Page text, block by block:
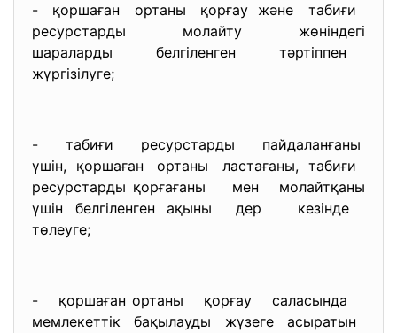
- қоршаған ортаны қорғау және табиғи
ресурстарды молайту жөніндегі
шараларды белгіленген тәртіппен
жүргізілуге;
- табиғи ресурстарды пайдаланғаны
үшін, қоршаған ортаны ластағаны, табиғи
ресурстарды қорғағаны мен молайтқаны
үшін белгіленген ақыны дер кезінде
төлеуге;
- қоршаған ортаны қорғау саласында
мемлекеттік бақылауды жүзеге асыратын